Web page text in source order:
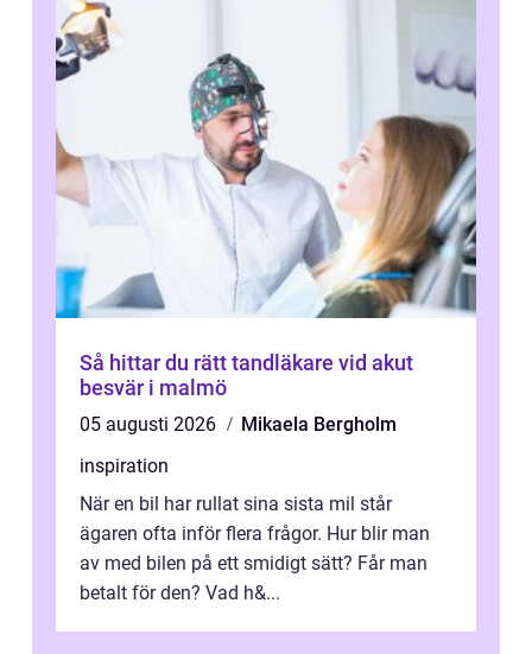
Så hittar du rätt tandläkare vid akut
besvär i malmö
05 augusti 2026
Mikaela Bergholm
inspiration
När en bil har rullat sina sista mil står
ägaren ofta inför flera frågor. Hur blir man
av med bilen på ett smidigt sätt? Får man
betalt för den? Vad h&...